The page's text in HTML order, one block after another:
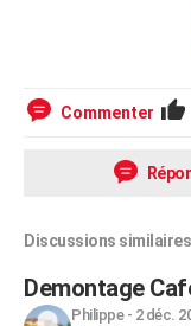
Commenter
Discussions similaires
Demontage
Philippe- 2 déc.